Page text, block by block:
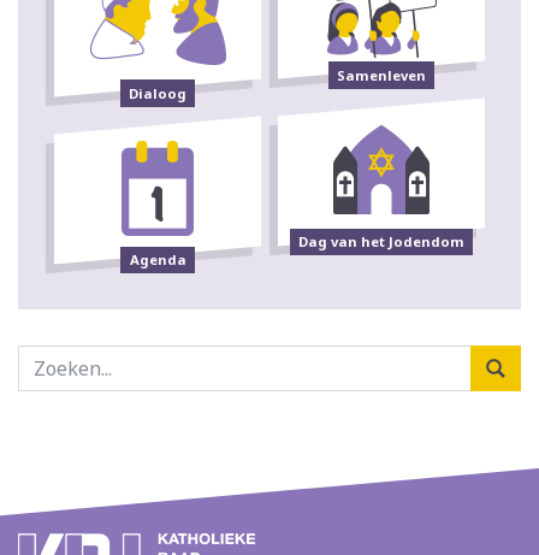
Dialoog
Samenleven
Agenda
Dag van het Jodendom